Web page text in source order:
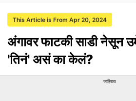
This Article is From Apr 20, 2024
अंगावर फाटकी साडी नेसून
'तिनं' असं का केलं?
जाहिरात